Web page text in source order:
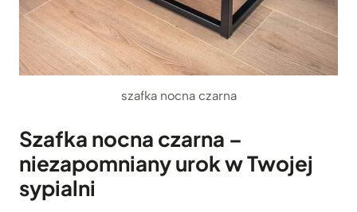
szafka nocna czarna
Szafka nocna czarna –
niezapomniany urok w Twojej
sypialni